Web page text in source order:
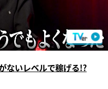
ないレベルで稼げる!?